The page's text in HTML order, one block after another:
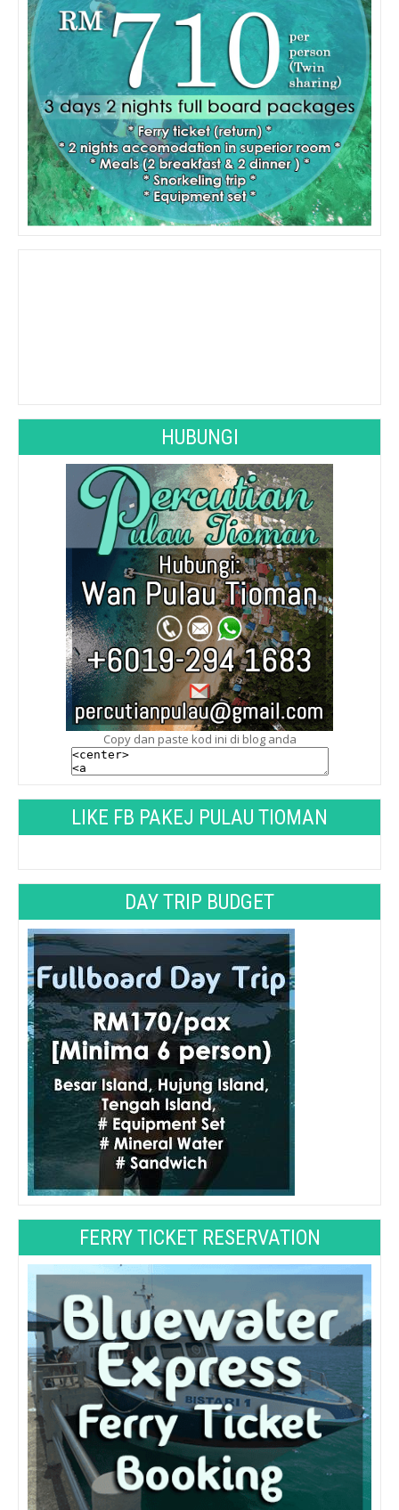
HUBUNGI
Copy dan paste kod ini di blog anda
LIKE FB PAKEJ PULAU TIOMAN
DAY TRIP BUDGET
FERRY TICKET RESERVATION